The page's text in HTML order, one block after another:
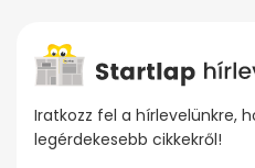
Iratkozz fel a hírlevelünkre,
legérdekesebb cikkekről!